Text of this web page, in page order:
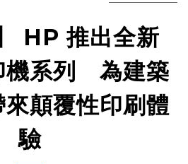
HP 推出全新
機系列 為建築
顛覆性印刷體
驗